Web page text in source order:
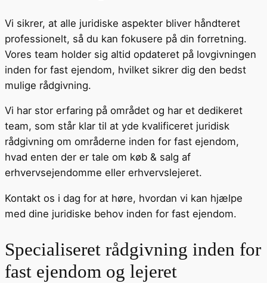
Vi sikrer, at alle juridiske aspekter bliver håndteret
professionelt, så du kan fokusere på din forretning.
Vores team holder sig altid opdateret på lovgivningen
inden for fast ejendom, hvilket sikrer dig den bedst
mulige rådgivning.
Vi har stor erfaring på området og har et dedikeret
team, som står klar til at yde kvalificeret juridisk
rådgivning om områderne inden for fast ejendom,
hvad enten der er tale om køb & salg af
erhvervsejendomme eller erhvervslejeret.
Kontakt os i dag for at høre, hvordan vi kan hjælpe
med dine juridiske behov inden for fast ejendom.
Specialiseret rådgivning inden for
fast ejendom og lejeret